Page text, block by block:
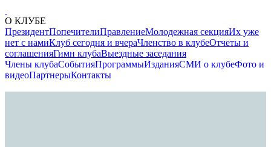
О КЛУБЕ
ПрезидентПопечителиПравлениеМолодежная секцияИх уже
нет с намиКлуб сегодня и вчераЧленство в клубеОтчеты и
соглашенияГимн клубаВыездные заседания
Члены клубаСобытияПрограммыИзданияСМИ о клубеФото и
видеоПартнерыКонтакты